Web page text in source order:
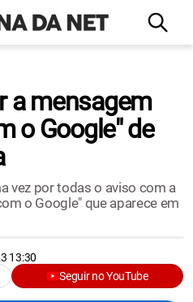
a mensagem
o Google" de
vez por todas o aviso com a
o Google" que aparece em
13:30
Seguir no YouTube